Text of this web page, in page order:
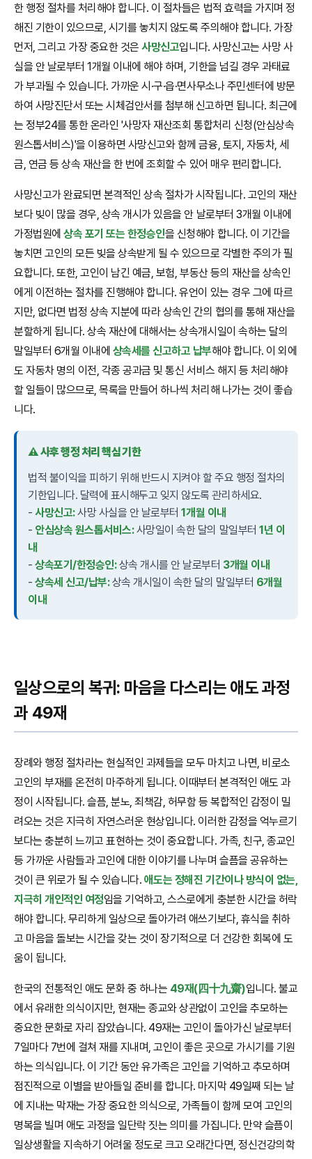
한 행정 절차를 처리해야 합니다. 이 절차들은 법적 효력을 가지며 정
해진 기한이 있으므로, 시기를 놓치지 않도록 주의해야 합니다. 가장
먼저, 그리고 가장 중요한 것은사망신고입니다. 사망신고는 사망 사
실을 안 날로부터 1개월 이내에 해야 하며, 기한을 넘길 경우 과태료
가 부과될 수 있습니다. 가까운 시·구·읍·면사무소나 주민센터에 방문
하여 사망진단서 또는 시체검안서를 첨부해 신고하면 됩니다. 최근에
는 정부24를 통한 온라인 '사망자 재산조회 통합처리 신청(안심상속
원스톱서비스)'을 이용하면 사망신고와 함께 금융, 토지, 자동차, 세
금, 연금 등 상속 재산을 한 번에 조회할 수 있어 매우 편리합니다.
사망신고가 완료되면 본격적인 상속 절차가 시작됩니다. 고인의 재산
보다 빚이 많을 경우, 상속 개시가 있음을 안 날로부터 3개월 이내에
가정법원에상속 포기 또는 한정승인을 신청해야 합니다. 이 기간을
놓치면 고인의 모든 빚을 상속받게 될 수 있으므로 각별한 주의가 필
요합니다. 또한, 고인이 남긴 예금, 보험, 부동산 등의 재산을 상속인
에게 이전하는 절차를 진행해야 합니다. 유언이 있는 경우 그에 따르
지만, 없다면 법정 상속 지분에 따라 상속인 간의 협의를 통해 재산을
분할하게 됩니다. 상속 재산에 대해서는 상속개시일이 속하는 달의
말일부터 6개월 이내에 상속세를 신고하고 납부해야 합니다. 이 외에
도 자동차 명의 이전, 각종 공과금 및 통신 서비스 해지 등 처리해야
할 일들이 많으므로, 목록을 만들어 하나씩 처리해 나가는 것이 좋습
니다.
⚠️ 사후 행정 처리 핵심 기한
법적 불이익을 피하기 위해 반드시 지켜야 할 주요 행정 절차의
기한입니다. 달력에 표시해두고 잊지 않도록 관리하세요.
-사망신고:사망 사실을 안 날로부터1개월 이내
- 안심상속 원스톱서비스:사망일이 속한 달의 말일부터1년 이
내
-상속포기/한정승인:상속 개시를 안 날로부터 3개월 이내
-상속세 신고/납부:상속 개시일이 속한 달의 말일부터 6개월
이내
일상으로의 복귀: 마음을 다스리는 애도 과정
과 49재
장례와 행정 절차라는 현실적인 과제들을 모두 마치고 나면, 비로소
고인의 부재를 온전히 마주하게 됩니다. 이때부터 본격적인 애도 과
정이 시작됩니다. 슬픔, 분노, 죄책감, 허무함 등 복합적인 감정이 밀
려오는 것은 지극히 자연스러운 현상입니다. 이러한 감정을 억누르기
보다는 충분히 느끼고 표현하는 것이 중요합니다. 가족, 친구, 종교인
등 가까운 사람들과 고인에 대한 이야기를 나누며 슬픔을 공유하는
것이 큰 위로가 될 수 있습니다. 애도는 정해진 기간이나 방식이 없는,
지극히 개인적인 여정임을 기억하고, 스스로에게 충분한 시간을 허락
해야 합니다. 무리하게 일상으로 돌아가려 애쓰기보다, 휴식을 취하
고 마음을 돌보는 시간을 갖는 것이 장기적으로 더 건강한 회복에 도
움이 됩니다.
한국의 전통적인 애도 문화 중 하나는 49재(四十九齋)입니다. 불교
에서 유래한 의식이지만, 현재는 종교와 상관없이 고인을 추모하는
중요한 문화로 자리 잡았습니다. 49재는 고인이 돌아가신 날로부터
7일마다 7번에 걸쳐 재를 지내며, 고인이 좋은 곳으로 가시기를 기원
하는 의식입니다. 이 기간 동안 유가족은 고인을 기억하고 추모하며
점진적으로 이별을 받아들일 준비를 합니다. 마지막 49일째 되는 날
에 지내는 막재는 가장 중요한 의식으로, 가족들이 함께 모여 고인의
명복을 빌며 애도 과정을 일단락 짓는 의미를 가집니다. 만약 슬픔이
일상생활을 지속하기 어려울 정도로 크고 오래간다면, 정신건강의학